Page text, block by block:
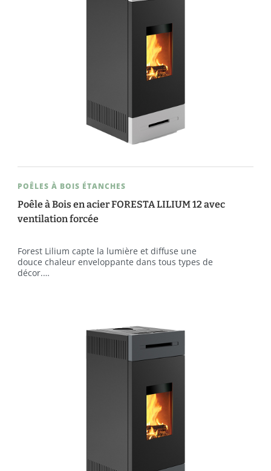
POÊLES À BOIS ÉTANCHES
Poêle à Bois en acier FORESTA LILIUM 12 avec
ventilation forcée
Forest Lilium capte la lumière et diffuse une
douce chaleur enveloppante dans tous types de
décor.…